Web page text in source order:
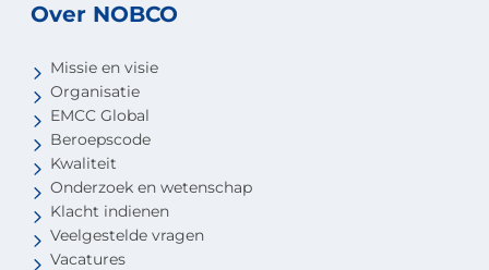
Over NOBCO
Missie en visie
Organisatie
EMCC Global
Beroepscode
Kwaliteit
Onderzoek en wetenschap
Klacht indienen
Veelgestelde vragen
Vacatures